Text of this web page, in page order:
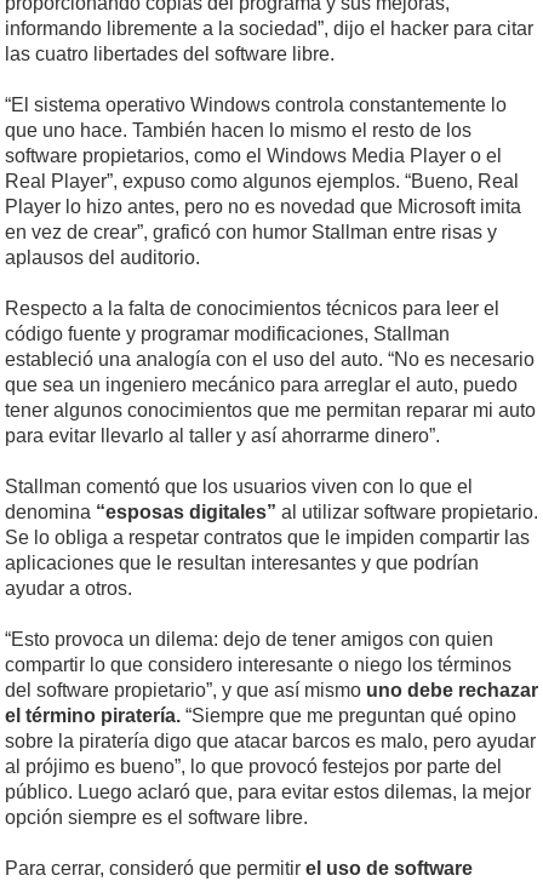
informando libremente a la sociedad”, dijo el hacker para citar
las cuatro libertades del software libre.
“El sistema operativo Windows controla constantemente lo
que uno hace. También hacen lo mismo el resto de los
software propietarios, como el Windows Media Player o el
Real Player”, expuso como algunos ejemplos. “Bueno, Real
Player lo hizo antes, pero no es novedad que Microsoft imita
en vez de crear”, graficó con humor Stallman entre risas y
aplausos del auditorio.
Respecto a la falta de conocimientos técnicos para leer el
código fuente y programar modificaciones, Stallman
estableció una analogía con el uso del auto. “No es necesario
que sea un ingeniero mecánico para arreglar el auto, puedo
tener algunos conocimientos que me permitan reparar mi auto
para evitar llevarlo al taller y así ahorrarme dinero”.
Stallman comentó que los usuarios viven con lo que el
denomina “esposas digitales” al utilizar software propietario.
Se lo obliga a respetar contratos que le impiden compartir las
aplicaciones que le resultan interesantes y que podrían
ayudar a otros.
“Esto provoca un dilema: dejo de tener amigos con quien
compartir lo que considero interesante o niego los términos
del software propietario”, y que así mismo uno debe rechazar
el término piratería. “Siempre que me preguntan qué opino
sobre la piratería digo que atacar barcos es malo, pero ayudar
al prójimo es bueno”, lo que provocó festejos por parte del
público. Luego aclaró que, para evitar estos dilemas, la mejor
opción siempre es el software libre.
Para cerrar, consideró que permitir el uso de software